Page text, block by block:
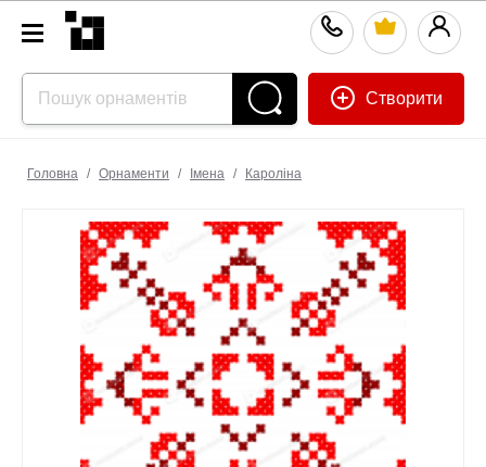
Створити
Головна / Орнаменти / Імена / Кароліна